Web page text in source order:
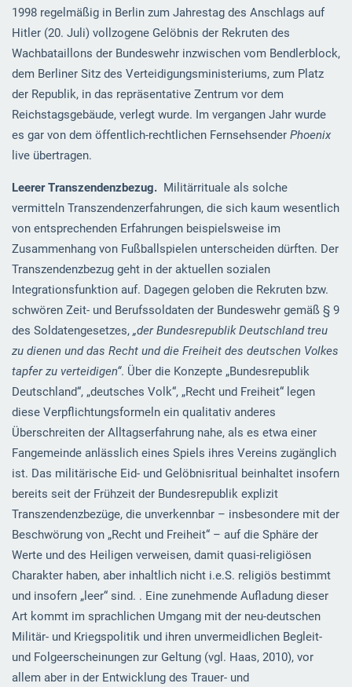
1998 regelmäßig in Berlin zum Jahrestag des Anschlags auf
Hitler (20. Juli) vollzogene Gelöbnis der Rekruten des
Wachbataillons der Bundeswehr inzwischen vom Bendlerblock,
dem Berliner Sitz des Verteidigungsministeriums, zum Platz
der Republik, in das repräsentative Zentrum vor dem
Reichstagsgebäude, verlegt wurde. Im vergangen Jahr wurde
es gar von dem öffentlich-rechtlichen Fernsehsender Phoenix
live übertragen.
Leerer Transzendenzbezug.Militärrituale als solche
vermitteln Transzendenzerfahrungen, die sich kaum wesentlich
von entsprechenden Erfahrungen beispielsweise im
Zusammenhang von Fußballspielen unterscheiden dürften. Der
Transzendenzbezug geht in der aktuellen sozialen
Integrationsfunktion auf. Dagegen geloben die Rekruten bzw.
schwören Zeit- und Berufssoldaten der Bundeswehr gemäß § 9
des Soldatengesetzes, „der Bundesrepublik Deutschland treu
zu dienen und das Recht und die Freiheit des deutschen Volkes
tapfer zu verteidigen“. Über die Konzepte „Bundesrepublik
Deutschland“, „deutsches Volk“, „Recht und Freiheit“ legen
diese Verpflichtungsformeln ein qualitativ anderes
Überschreiten der Alltagserfahrung nahe, als es etwa einer
Fangemeinde anlässlich eines Spiels ihres Vereins zugänglich
ist. Das militärische Eid- und Gelöbnisritual beinhaltet insofern
bereits seit der Frühzeit der Bundesrepublik explizit
Transzendenzbezüge, die unverkennbar – insbesondere mit der
Beschwörung von „Recht und Freiheit“ – auf die Sphäre der
Werte und des Heiligen verweisen, damit quasi-religiösen
Charakter haben, aber inhaltlich nicht i.e.S. religiös bestimmt
und insofern „leer“ sind. . Eine zunehmende Aufladung dieser
Art kommt im sprachlichen Umgang mit der neu-deutschen
Militär- und Kriegspolitik und ihren unvermeidlichen Begleit-
und Folgeerscheinungen zur Geltung (vgl. Haas, 2010), vor
allem aber in der Entwicklung des Trauer- und